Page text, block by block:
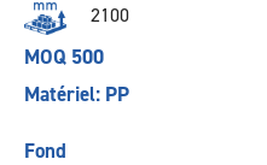
2100
MOQ 500
Matériel: PP
Fond